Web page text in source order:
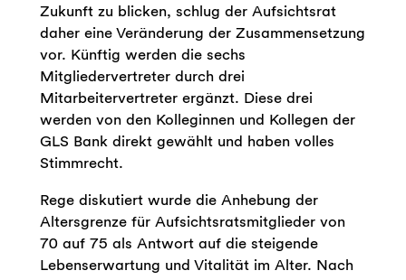
Zukunft zu blicken, schlug der Aufsichtsrat
daher eine Veränderung der Zusammensetzung
vor. Künftig werden die sechs
Mitgliedervertreter durch drei
Mitarbeitervertreter ergänzt. Diese drei
werden von den Kolleginnen und Kollegen der
GLS Bank direkt gewählt und haben volles
Stimmrecht.
Rege diskutiert wurde die Anhebung der
Altersgrenze für Aufsichtsratsmitglieder von
70 auf 75 als Antwort auf die steigende
Lebenserwartung und Vitalität im Alter. Nach